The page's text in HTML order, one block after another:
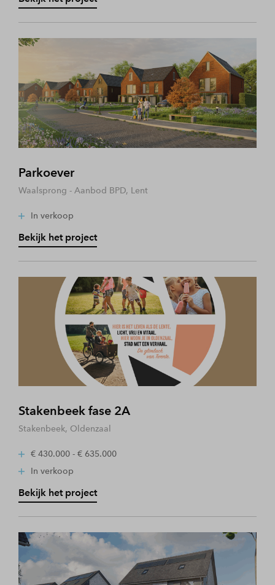
Parkoever
Waalsprong - Aanbod BPD, Lent
In verkoop
Bekijk het project
Stakenbeek fase 2A
Stakenbeek, Oldenzaal
€ 430.000 - € 635.000
In verkoop
Bekijk het project